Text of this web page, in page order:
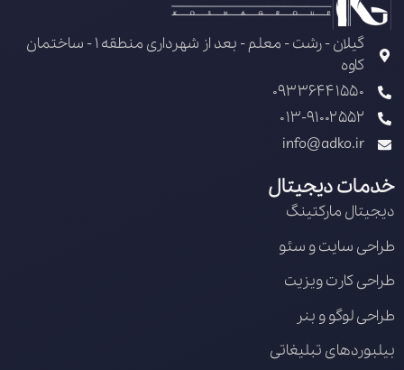
گیلان - رشت - معلم - بعد از شهرداری منطقه 1 - ساختمان
کاوه
09336441550
013-91002552
info@adko.ir
خدمات دیجیتال
دیجیتال مارکتینگ
طراحی سایت و سئو
طراحی کارت ویزیت
طراحی لوگو و بنر
بیلبوردهای تبلیغاتی